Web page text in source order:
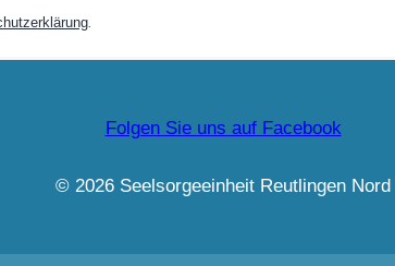
.
Folgen Sie uns auf Facebook
© 2026 Seelsorgeeinheit Reutlingen Nord